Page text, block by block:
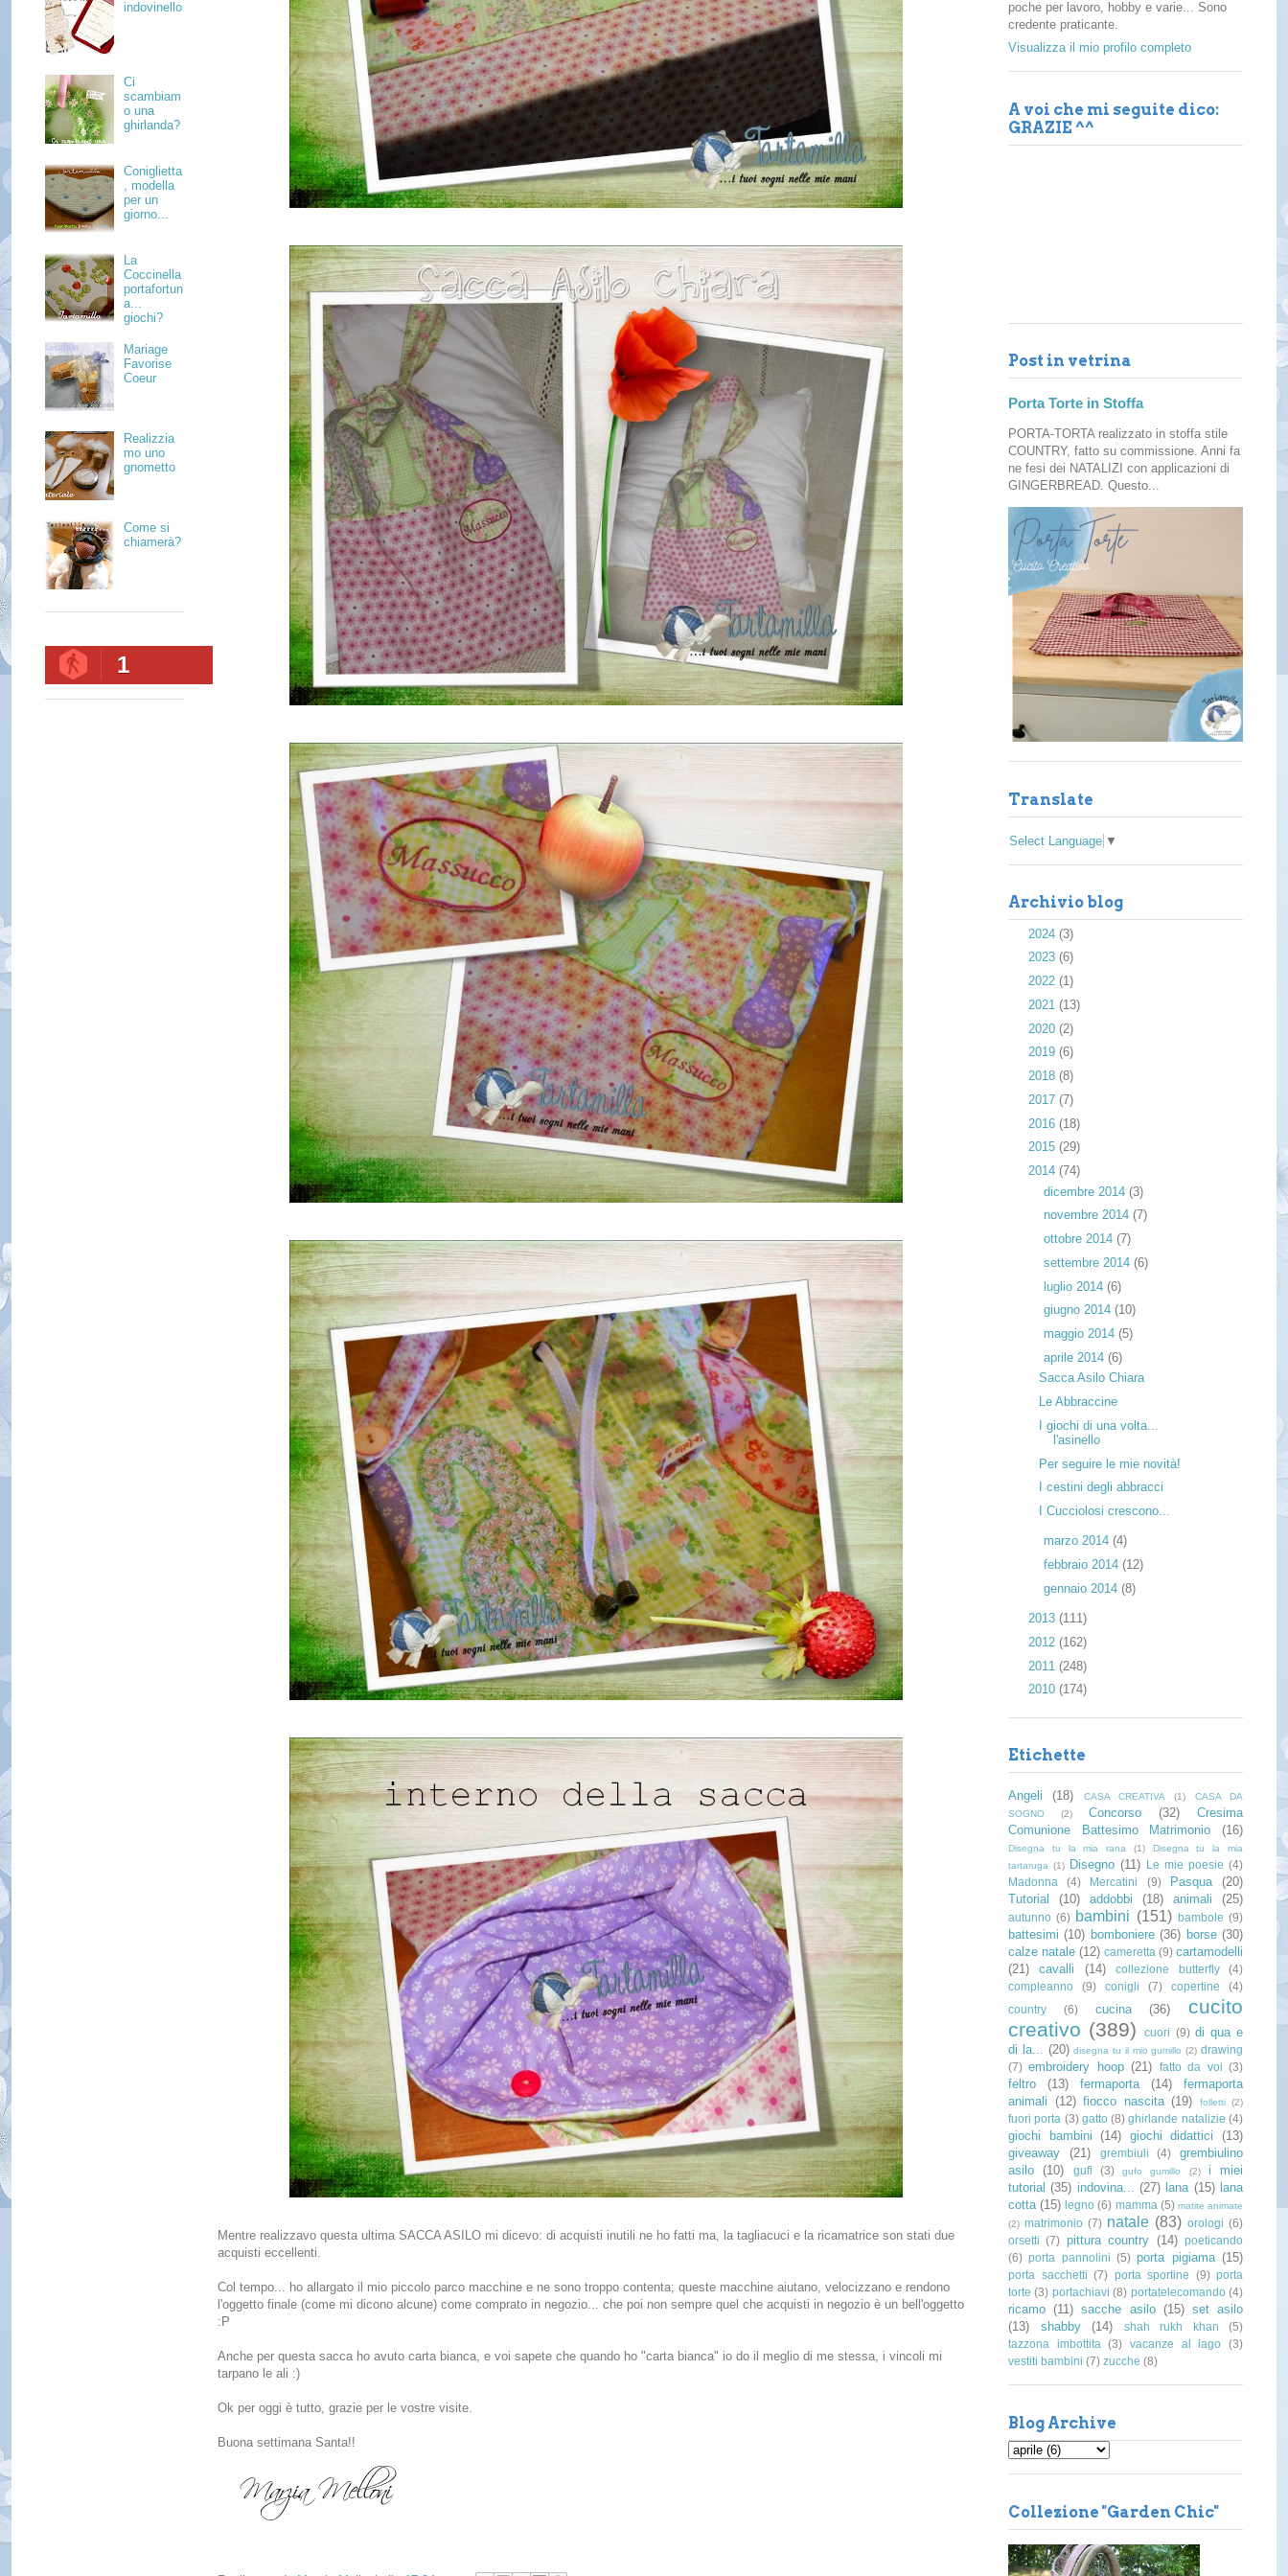
Mentre realizzavo questa ultima SACCA ASILO mi dicevo: di acquisti inutili ne ho fatti ma, la tagliacuci e la ricamatrice son stati due
acquisti eccellenti.
Col tempo... ho allargato il mio piccolo parco macchine e ne sono troppo contenta; queste macchine aiutano, velocizzano e rendono
l'oggetto finale (come mi dicono alcune) come comprato in negozio... che poi non sempre quel che acquisti in negozio è un bell'oggetto
:P
Anche per questa sacca ho avuto carta bianca, e voi sapete che quando ho "carta bianca" io do il meglio di me stessa, i vincoli mi
tarpano le ali :)
Ok per oggi è tutto, grazie per le vostre visite.
Buona settimana Santa!!
indovinello
Ci
scambiam
o una
ghirlanda?
Coniglietta
, modella
per un
giorno...
La
Coccinella
portafortun
a...
giochi?
Mariage
Favorise
Coeur
Realizzia
mo uno
gnometto
Come si
chiamerà?
1
poche per lavoro, hobby e varie... Sono
credente praticante.
Visualizza il mio profilo completo
A voi che mi seguite dico:
GRAZIE ^^
Post in vetrina
Porta Torte in Stoffa
PORTA-TORTA realizzato in stoffa stile
COUNTRY, fatto su commissione. Anni fa
ne fesi dei NATALIZI con applicazioni di
GINGERBREAD. Questo...
Translate
Select Language ▼
Archivio blog
2024 (3)
2023 (6)
2022 (1)
2021 (13)
2020 (2)
2019 (6)
2018 (8)
2017 (7)
2016 (18)
2015 (29)
2014 (74)
dicembre 2014 (3)
novembre 2014 (7)
ottobre 2014 (7)
settembre 2014 (6)
luglio 2014 (6)
giugno 2014 (10)
maggio 2014 (5)
aprile 2014 (6)
Sacca Asilo Chiara
Le Abbraccine
I giochi di una volta...
l'asinello
Per seguire le mie novità!
I cestini degli abbracci
I Cucciolosi crescono...
marzo 2014 (4)
febbraio 2014 (12)
gennaio 2014 (8)
2013 (111)
2012 (162)
2011 (248)
2010 (174)
Etichette
Angeli (18) CASA CREATIVA (1)
CASA DA
SOGNO
(2) Concorso (32)
Cresima
Comunione Battesimo Matrimonio
(16)
Disegna tu la mia rana (1)
Disegna tu la mia
tartaruga (1) Disegno (11) Le mie poesie (4)
Madonna
(4) Mercatini (9) Pasqua
(20)
Tutorial
(10) addobbi (18) animali (25)
autunno (6) bambini (151) bambole (9)
battesimi (10) bomboniere (36) borse (30)
calze natale (12) cameretta (9) cartamodelli
(21)
cavalli (14) collezione butterfly
(4)
compleanno
(9) conigli (7) copertine
(4)
country
(6) cucina (36)
cucito
creativo (389) cuori (9) di qua e
di la... (20) disegna tu il mio gumillo (2) drawing
(7) embroidery hoop (21) fatto da voi (3)
feltro (13) fermaporta (14)
fermaporta
animali
(12) fiocco nascita (19) folletti (2)
fuori porta (3) gatto (8) ghirlande natalizie (4)
giochi bambini (14) giochi didattici
(13)
giveaway
(21) grembiuli (4)
grembiulino
asilo
(10) gufi (3) gufo gumillo (2)
i miei
tutorial (35) indovina... (27) lana (15) lana
cotta (15) legno (6) mamma (5) matite animate
(2) matrimonio (7) natale (83) orologi (6)
orsetti (7) pittura country (14) poeticando
(6) porta pannolini (5) porta pigiama (15)
porta sacchetti (7) porta sportine (9) porta
torte (3) portachiavi (8) portatelecomando (4)
ricamo (11) sacche asilo (15) set asilo
(13)
shabby (14) shah rukh khan
(5)
tazzona imbottita
(3) vacanze al lago
(3)
vestiti bambini (7) zucche (8)
Blog Archive
Collezione "Garden Chic"